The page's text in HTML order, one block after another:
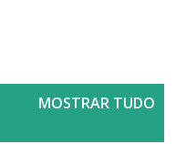
MOSTRAR TUDO